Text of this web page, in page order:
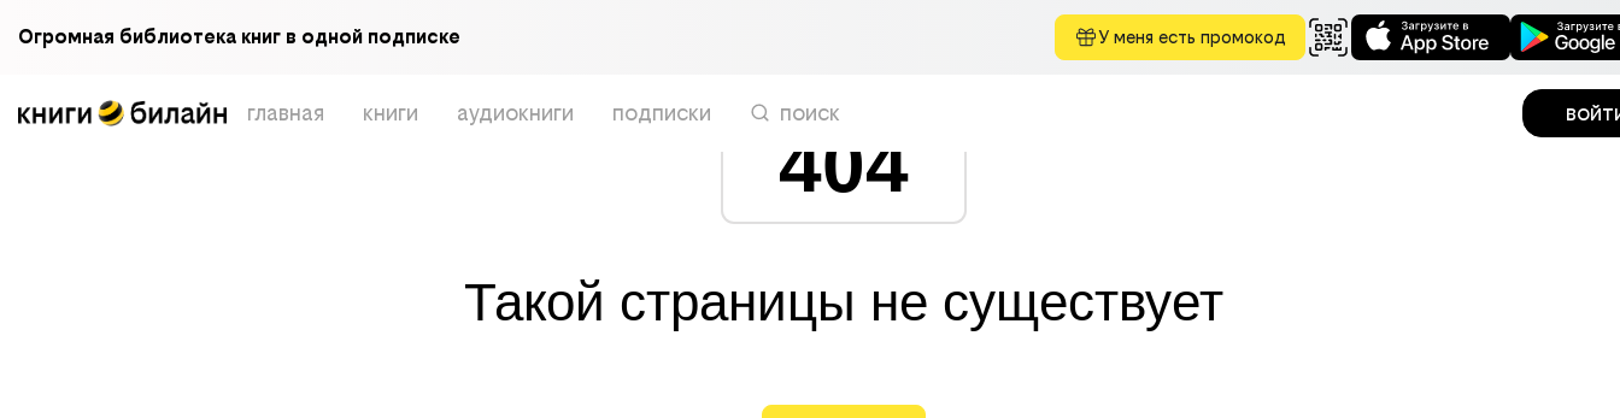
Огромная библиотека книг в одной подписке У меня есть промокод
главная книги аудиокниги подписки поиск
404
Такой страницы не существует